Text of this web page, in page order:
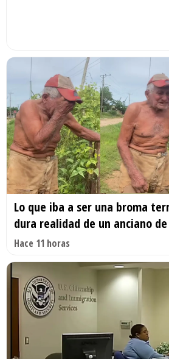
Lo que iba a ser una broma
dura realidad de un anciano
Hace 11 horas